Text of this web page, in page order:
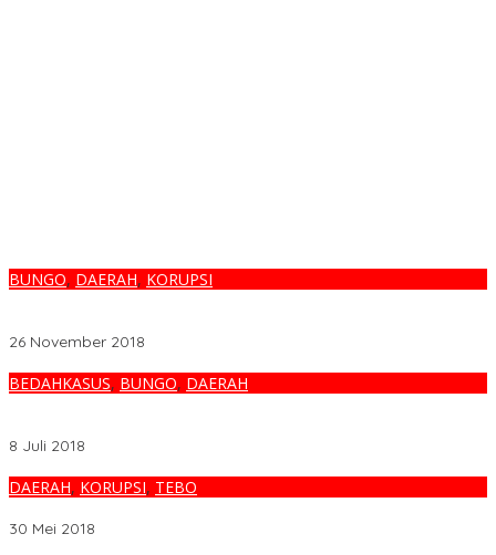
BUNGO, DAERAH, KORUPSI
26 November 2018
BEDAHKASUS, BUNGO, DAERAH
8 Juli 2018
DAERAH, KORUPSI, TEBO
30 Mei 2018